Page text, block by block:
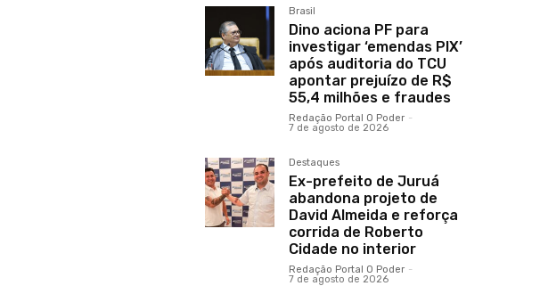
Brasil
Dino aciona PF para
investigar ‘emendas PIX’
após auditoria do TCU
apontar prejuízo de R$
55,4 milhões e fraudes
Redação Portal O Poder -
7 de agosto de 2026
Destaques
Ex-prefeito de Juruá
abandona projeto de
David Almeida e reforça
corrida de Roberto
Cidade no interior
Redação Portal O Poder -
7 de agosto de 2026